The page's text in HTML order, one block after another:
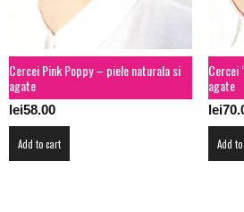
Cercei Pink Poppy – piele naturala si
agate
lei58.00
Add to cart
Cercei
agate
lei
Add